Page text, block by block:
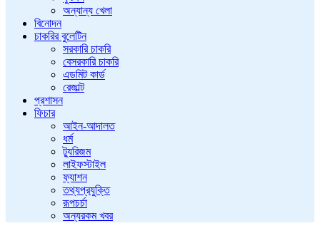
অন্যান্য খেলা
বিনোদন
চাকরির বুলেটিন
সরকারি চাকরি
বেসরকারি চাকরি
এডমিট কার্ড
রেজাল্ট
প্রশাসন
ফিচার
আইন-আদালত
ধর্ম
ট্যুরিজম
লাইফস্টাইল
ফ্যাশন
তথ্যপ্রযুক্তি
রূপচর্চা
অন্যরকম খবর